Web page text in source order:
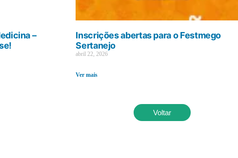
–
Inscrições abertas para o Festmego
Sertanejo
abril 22, 2026
Ver mais
Voltar